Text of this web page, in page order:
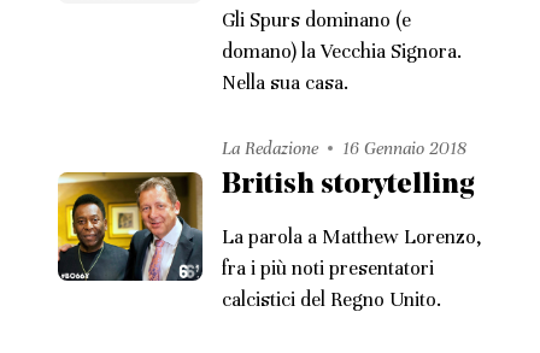
Gli Spurs dominano (e
domano) la Vecchia Signora.
Nella sua casa.
La Redazione 16 Gennaio 2018
British storytelling
La parola a Matthew Lorenzo,
fra i più noti presentatori
calcistici del Regno Unito.